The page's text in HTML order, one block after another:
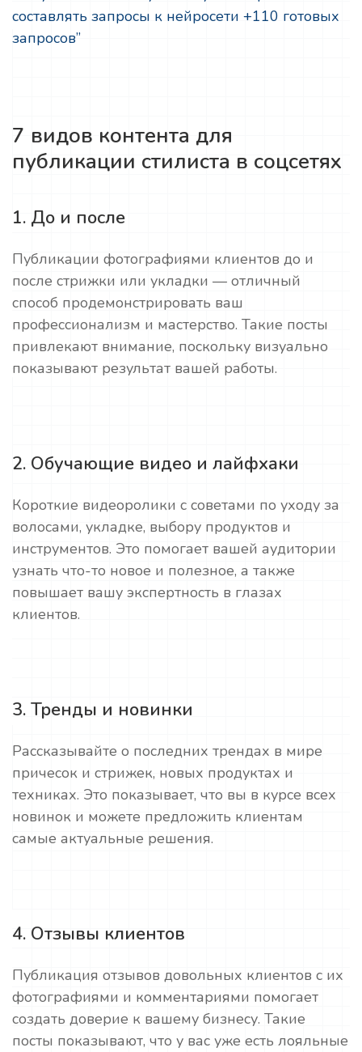
составлять запросы к нейросети +110 готовых
запросов”
7 видов контента для
публикации стилиста в соцсетях
1. До и после
Публикации фотографиями клиентов до и
после стрижки или укладки — отличный
способ продемонстрировать ваш
профессионализм и мастерство. Такие посты
привлекают внимание, поскольку визуально
показывают результат вашей работы.
2. Обучающие видео и лайфхаки
Короткие видеоролики с советами по уходу за
волосами, укладке, выбору продуктов и
инструментов. Это помогает вашей аудитории
узнать что-то новое и полезное, а также
повышает вашу экспертность в глазах
клиентов.
3. Тренды и новинки
Рассказывайте о последних трендах в мире
причесок и стрижек, новых продуктах и
техниках. Это показывает, что вы в курсе всех
новинок и можете предложить клиентам
самые актуальные решения.
4. Отзывы клиентов
Публикация отзывов довольных клиентов с их
фотографиями и комментариями помогает
создать доверие к вашему бизнесу. Такие
посты показывают, что у вас уже есть лояльные